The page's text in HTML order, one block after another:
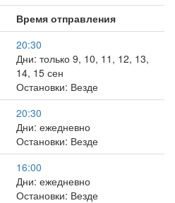
Время отправления
20:30
Дни: только 9, 10, 11, 12, 13,
14, 15 сен
Остановки: Везде
20:30
Дни: ежедневно
Остановки: Везде
16:00
Дни: ежедневно
Остановки: Везде